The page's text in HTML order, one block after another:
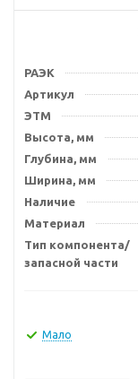
РАЭК
Артикул
ЭТМ
Высота, мм
Глубина, мм
Ширина, мм
Наличие
Материал
Тип компонента/
запасной части
Мало